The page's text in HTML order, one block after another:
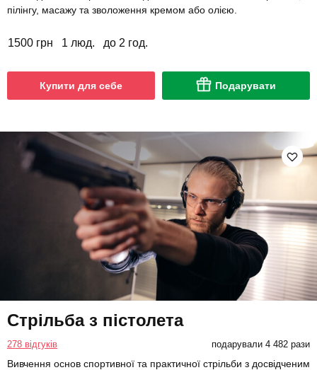
пілінгу, масажу та зволоження кремом або олією.
1500 грн 1 люд. до 2 год.
Купити для себе Подарувати
Стрільба з пістолета
278 відгуків подарували 4 482 рази
Вивчення основ спортивної та практичної стрільби з досвідченим